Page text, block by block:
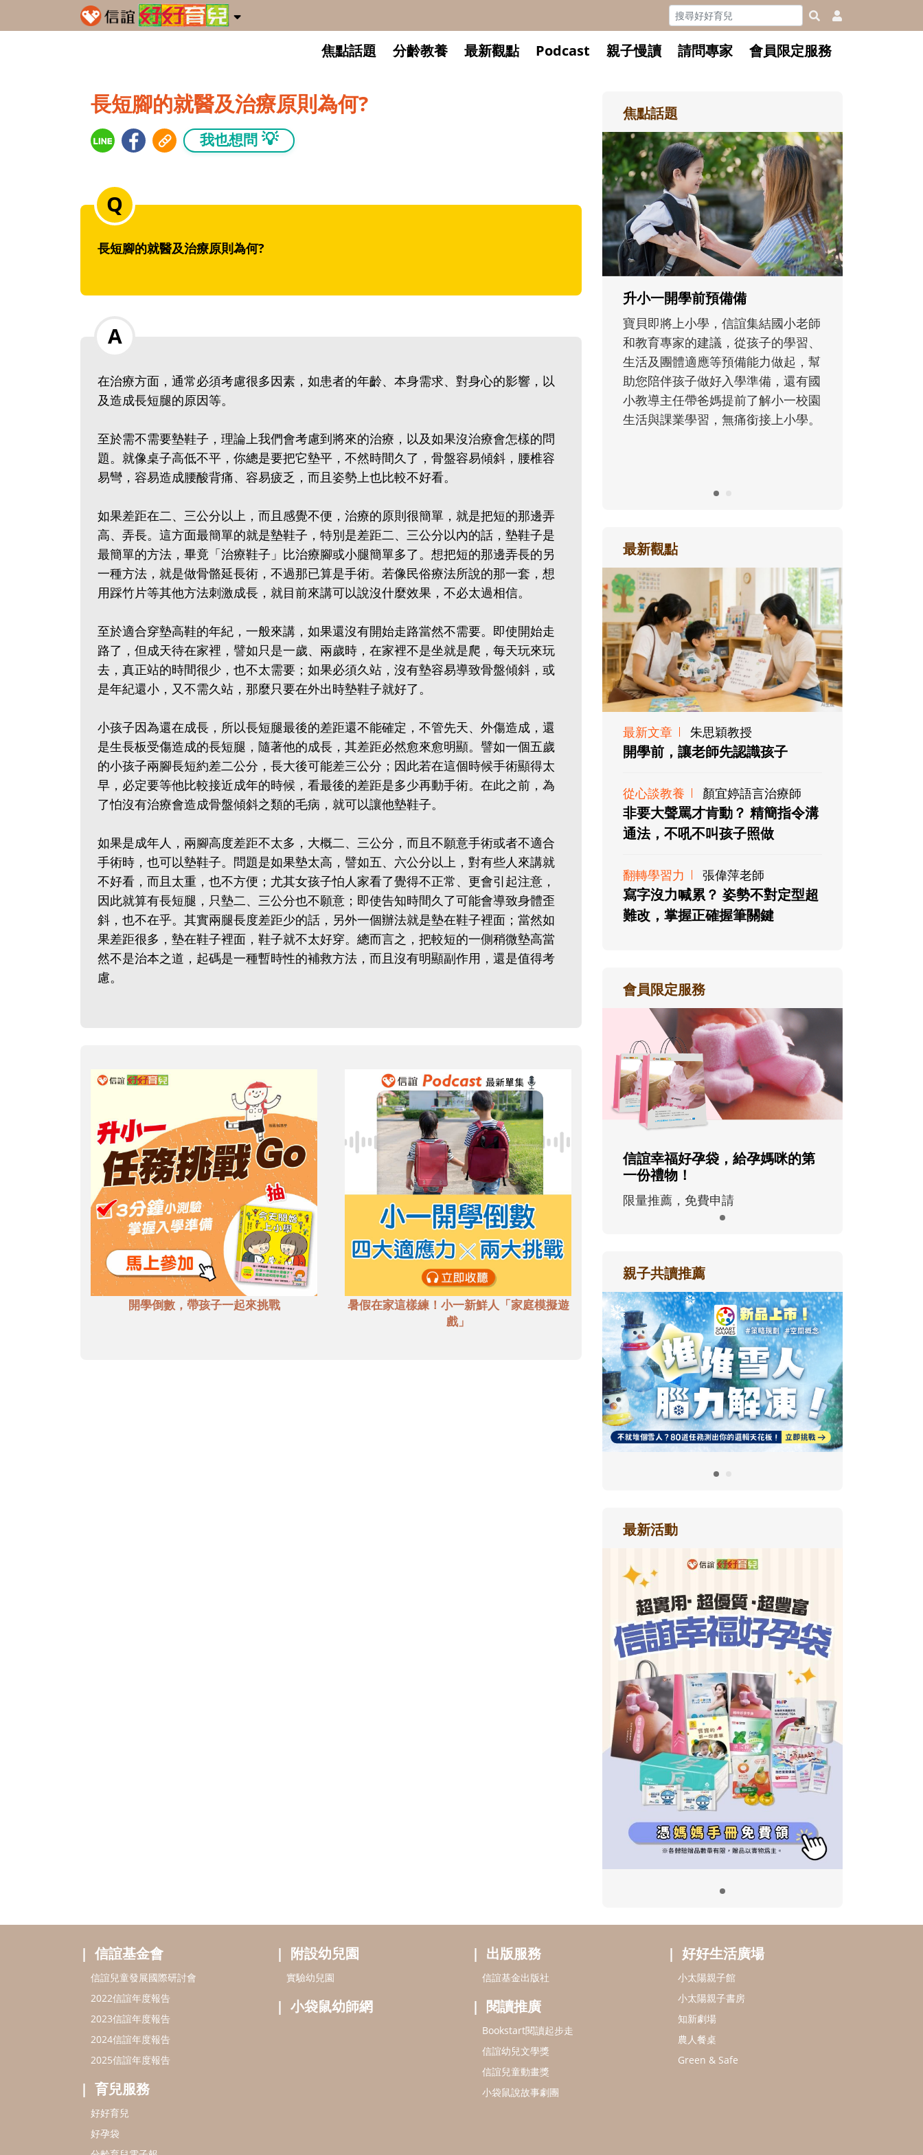
焦點話題 分齡教養 最新觀點 Podcast 親子慢讀 請問專家 會員限定服務
長短腳的就醫及治療原則為何?
我也想問 💡
長短腳的就醫及治療原則為何?
在治療方面，通常必須考慮很多因素，如患者的年齡、本身需求、對身心的影響，以
及造成長短腿的原因等。
至於需不需要墊鞋子，理論上我們會考慮到將來的治療，以及如果沒治療會怎樣的問
題。就像桌子高低不平，你總是要把它墊平，不然時間久了，骨盤容易傾斜，腰椎容
易彎，容易造成腰酸背痛、容易疲乏，而且姿勢上也比較不好看。
如果差距在二、三公分以上，而且感覺不便，治療的原則很簡單，就是把短的那邊弄
高、弄長。這方面最簡單的就是墊鞋子，特別是差距二、三公分以內的話，墊鞋子是
最簡單的方法，畢竟「治療鞋子」比治療腳或小腿簡單多了。想把短的那邊弄長的另
一種方法，就是做骨骼延長術，不過那已算是手術。若像民俗療法所說的那一套，想
用踩竹片等其他方法刺激成長，就目前來講可以說沒什麼效果，不必太過相信。
至於適合穿墊高鞋的年紀，一般來講，如果還沒有開始走路當然不需要。即使開始走
路了，但成天待在家裡，譬如只是一歲、兩歲時，在家裡不是坐就是爬，每天玩來玩
去，真正站的時間很少，也不太需要；如果必須久站，沒有墊容易導致骨盤傾斜，或
是年紀還小，又不需久站，那麼只要在外出時墊鞋子就好了。
小孩子因為還在成長，所以長短腿最後的差距還不能確定，不管先天、外傷造成，還
是生長板受傷造成的長短腿，隨著他的成長，其差距必然愈來愈明顯。譬如一個五歲
的小孩子兩腳長短約差二公分，長大後可能差三公分；因此若在這個時候手術顯得太
早，必定要等他比較接近成年的時候，看最後的差距是多少再動手術。在此之前，為
了怕沒有治療會造成骨盤傾斜之類的毛病，就可以讓他墊鞋子。
如果是成年人，兩腳高度差距不太多，大概二、三公分，而且不願意手術或者不適合
手術時，也可以墊鞋子。問題是如果墊太高，譬如五、六公分以上，對有些人來講就
不好看，而且太重，也不方便；尤其女孩子怕人家看了覺得不正常、更會引起注意，
因此就算有長短腿，只墊二、三公分也不願意；即使告知時間久了可能會導致身體歪
斜，也不在乎。其實兩腿長度差距少的話，另外一個辦法就是墊在鞋子裡面；當然如
果差距很多，墊在鞋子裡面，鞋子就不太好穿。總而言之，把較短的一側稍微墊高當
然不是治本之道，起碼是一種暫時性的補救方法，而且沒有明顯副作用，還是值得考
慮。
開學倒數，帶孩子一起來挑戰
暑假在家這樣練！小一新鮮人「家庭模擬遊
戲」
焦點話題
升小一開學前預備備
助您陪伴孩子做好入學準備，還有國
和孩子一起長大的那個男人│讀
懂父親的不同模樣
沒有人天生就擅長當爸爸！男人總是
在一次次「前所未有」的體驗中，跟
著孩子一起長大。從給予安全感的肢
體遊戲，到獨立自主、角色認同及解
決問題的能力養成。爸爸正嘗試用不
同的模樣，參與孩子每個重要的成長
歷程。
最新觀點
最新文章 朱思穎教授
開學前，讓老師先認識孩子
從心談教養 顏宜婷語言治療師
非要大聲罵才肯動？ 精簡指令溝
通法，不吼不叫孩子照做
翻轉學習力 張偉萍老師
寫字沒力喊累？ 姿勢不對定型超
難改，掌握正確握筆關鍵
會員限定服務
信誼幸福好孕袋，給孕媽咪的第
一份禮物！
限量推薦，免費申請
親子共讀推薦
最新活動
信誼基金會
信誼兒童發展國際研討會
2022信誼年度報告
2023信誼年度報告
2024信誼年度報告
2025信誼年度報告
育兒服務
好好育兒
好孕袋
附設幼兒園
實驗幼兒園
小袋鼠幼師網
出版服務
信誼基金出版社
閱讀推廣
Bookstart閱讀起步走
信誼幼兒文學獎
信誼兒童動畫獎
小袋鼠說故事劇團
好好生活廣場
小太陽親子館
小太陽親子書房
知新劇場
農人餐桌
Green & Safe